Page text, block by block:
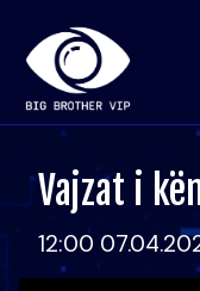
Vajzat i
12:00